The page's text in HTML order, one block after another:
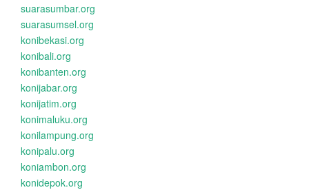
suarasumbar.org
suarasumsel.org
konibekasi.org
konibali.org
konibanten.org
konijabar.org
konijatim.org
konimaluku.org
konilampung.org
konipalu.org
koniambon.org
konidepok.org